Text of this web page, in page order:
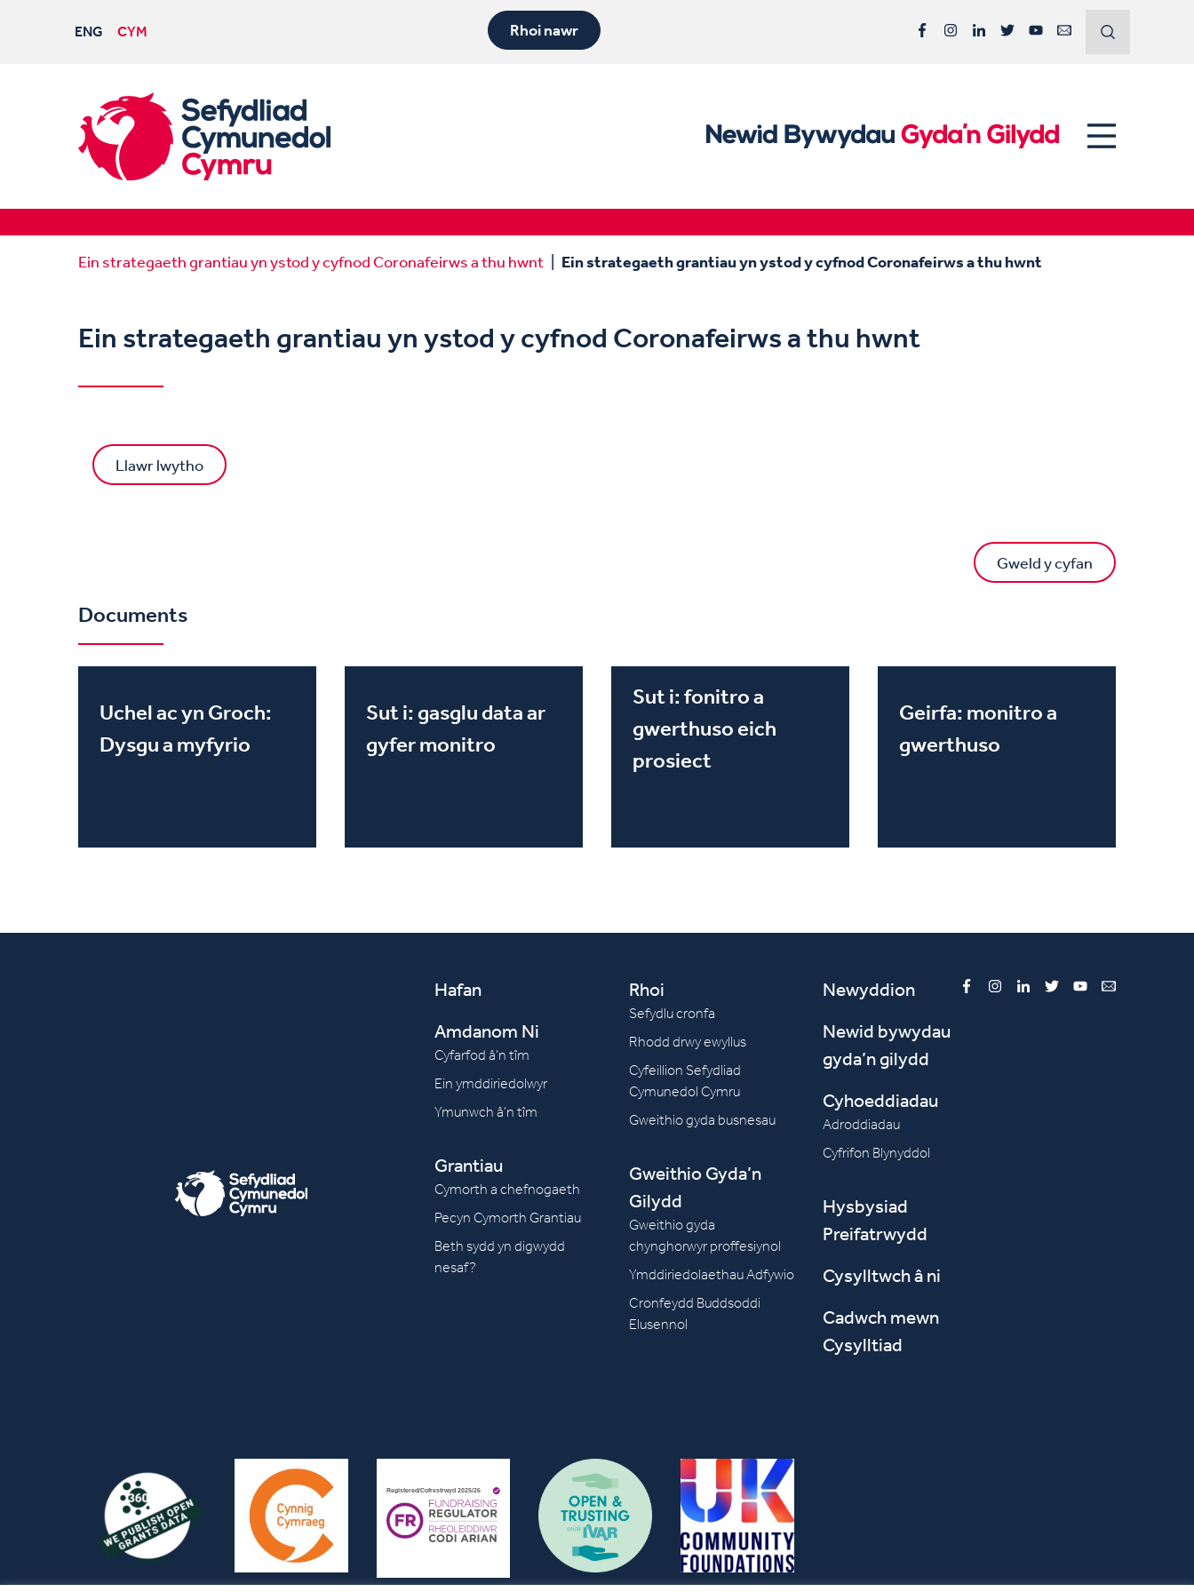
ENG CYM Rhoi nawr
Ein strategaeth grantiau yn ystod y cyfnod Coronafeirws a thu hwnt Ein strategaeth grantiau yn ystod y cyfnod Coronafeirws a thu hwnt
Ein strategaeth grantiau yn ystod y cyfnod Coronafeirws a thu hwnt
Llawr lwytho
Documents
Gweld y cyfan
Uchel ac yn Groch:
Dysgu a myfyrio
Sut i: gasglu data ar
gyfer monitro
Sut i: fonitro a
gwerthuso eich
prosiect
Geirfa: monitro a
gwerthuso
Hafan
Amdanom Ni
Cyfarfod â’n tîm
Ein ymddiriedolwyr
Ymunwch â’n tîm
Grantiau
Cymorth a chefnogaeth
Pecyn Cymorth Grantiau
Beth sydd yn digwydd
nesaf?
Rhoi
Sefydlu cronfa
Rhodd drwy ewyllus
Cyfeillion Sefydliad
Cymunedol Cymru
Gweithio gyda busnesau
Gweithio Gyda’n
Gilydd
Gweithio gyda
chynghorwyr proffesiynol
Ymddiriedolaethau Adfywio
Cronfeydd Buddsoddi
Elusennol
Newyddion
Newid bywydau
gyda’n gilydd
Cyhoeddiadau
Adroddiadau
Cyfrifon Blynyddol
Hysbysiad
Preifatrwydd
Cysylltwch â ni
Cadwch mewn
Cysylltiad